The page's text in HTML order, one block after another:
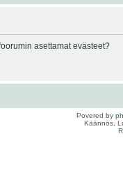
asettamat evästeet?
Povered by
Käännös,